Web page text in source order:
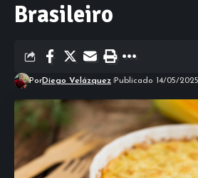
Brasileiro
PorDiego Velázquez Publicado 14/05/2025